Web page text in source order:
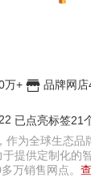
万+
品牌网
已点亮标签21
为全球生态
提供定制化的
万销售网点。